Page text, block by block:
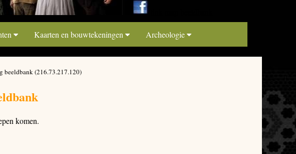
Kaarten en bouwtekeningen Archeologie
beeldbank (216.73.217.120)
komen.